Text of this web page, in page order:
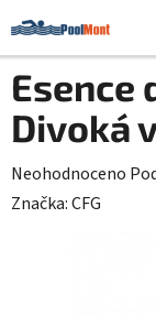
na
obsah
Esence
Divoká
Průměrné
hodnocení
Neohodnoceno
Značka:CFG